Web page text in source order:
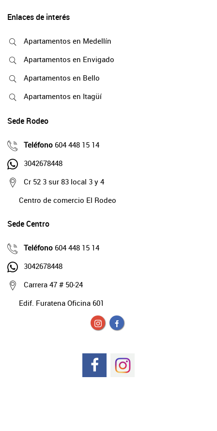
Enlaces de interés
Apartamentos en Medellín
Apartamentos en Envigado
Apartamentos en Bello
Apartamentos en Itagüí
Sede Rodeo
Teléfono 604 448 15 14
3042678448
Cr 52 3 sur 83 local 3 y 4
Centro de comercio El Rodeo
Sede Centro
Teléfono 604 448 15 14
3042678448
Carrera 47 # 50-24
Edif. Furatena Oficina 601